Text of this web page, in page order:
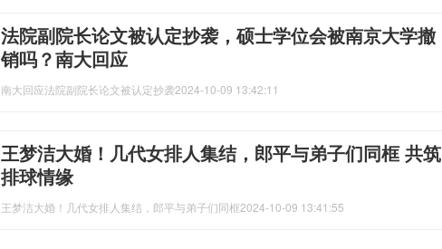
法院副院长论文被认定抄袭，硕士学位会被南京大学撤
销吗？南大回应
南大回应法院副院长论文被认定抄袭2024-10-09 13:42:11
王梦洁大婚！几代女排人集结，郎平与弟子们同框 共筑
排球情缘
王梦洁大婚！几代女排人集结，郎平与弟子们同框2024-10-09 13:41:55